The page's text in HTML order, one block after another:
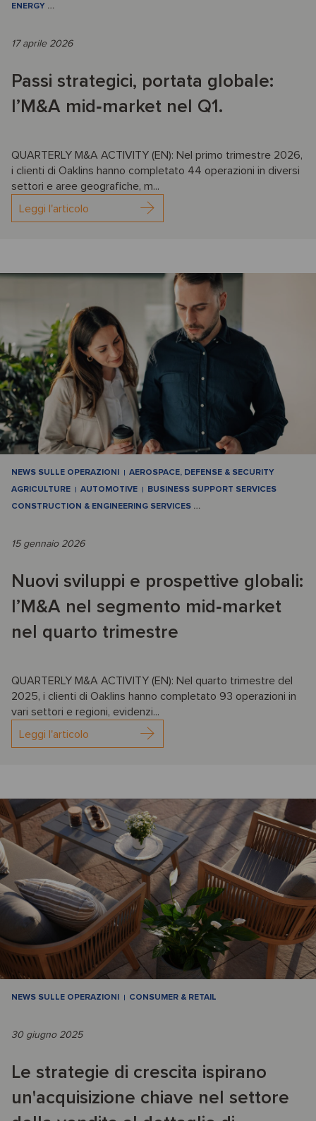
ENERGY …
17 aprile 2026
Passi strategici, portata globale:
l’M&A mid‑market nel Q1.
QUARTERLY M&A ACTIVITY (EN): Nel primo trimestre 2026,
i clienti di Oaklins hanno completato 44 operazioni in diversi
settori e aree geografiche, m...
Leggi l'articolo
NEWS SULLE OPERAZIONI
AEROSPACE, DEFENSE & SECURITY
AGRICULTURE
AUTOMOTIVE
BUSINESS SUPPORT SERVICES
CONSTRUCTION & ENGINEERING SERVICES …
15 gennaio 2026
Nuovi sviluppi e prospettive globali:
l’M&A nel segmento mid‑market
nel quarto trimestre
QUARTERLY M&A ACTIVITY (EN): Nel quarto trimestre del
2025, i clienti di Oaklins hanno completato 93 operazioni in
vari settori e regioni, evidenzi...
Leggi l'articolo
NEWS SULLE OPERAZIONI CONSUMER & RETAIL
30 giugno 2025
Le strategie di crescita ispirano
un'acquisizione chiave nel settore